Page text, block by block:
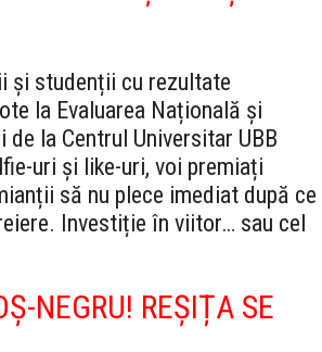
și studenții cu rezultate
la Evaluarea Națională și
la Centrul Universitar UBB
uri și like-uri, voi premiați
să nu plece imediat după ce
Investiție în viitor… sau cel
NEGRU! REȘIȚA SE